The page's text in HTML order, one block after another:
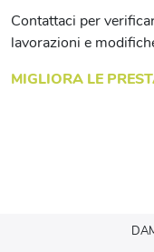
Contattaci per
lavorazioni e
MIGLIORA LE